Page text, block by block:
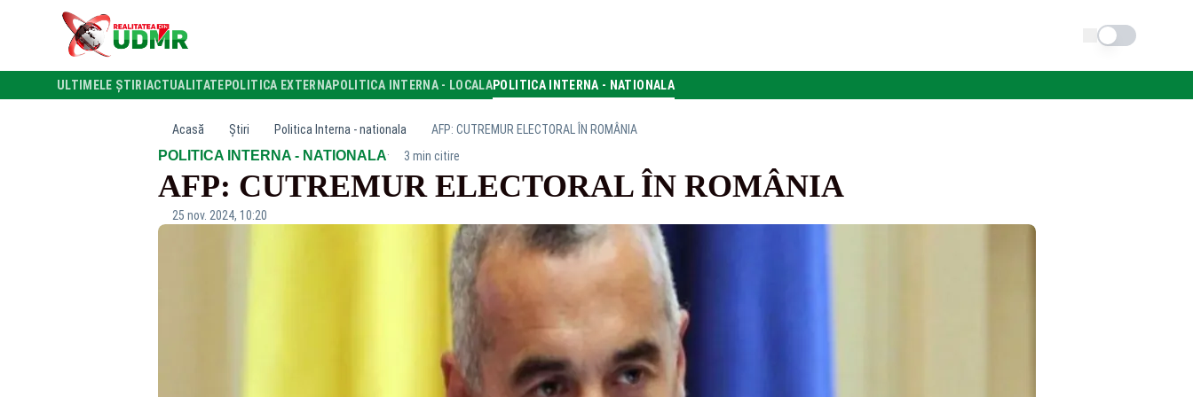
Schimba tema
ULTIMELE ȘTIRI ACTUALITATE POLITICA EXTERNAPOLITICA INTERNA - LOCALAPOLITICA INTERNA - NATIONALA
Acasă Știri Politica Interna - nationala AFP: CUTREMUR ELECTORAL ÎN ROMÂNIA
POLITICA INTERNA - NATIONALA· 3 min citire
AFP: CUTREMUR ELECTORAL ÎN ROMÂNIA
25 nov. 2024, 10:20